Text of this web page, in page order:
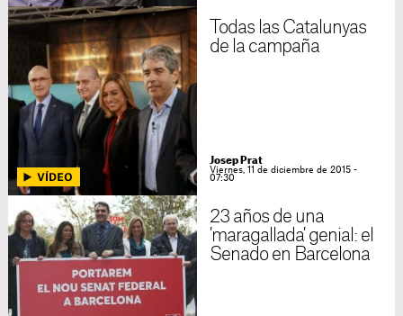
Todas las Catalunyas
de la campaña
Josep Prat
Viernes, 11 de diciembre de 2015 -
07:30
23 años de una
'maragallada' genial: el
Senado en Barcelona